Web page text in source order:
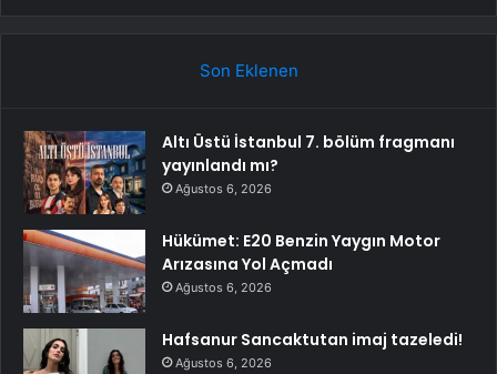
Son Eklenen
Altı Üstü İstanbul 7. bölüm fragmanı
yayınlandı mı?
Ağustos 6, 2026
Hükümet: E20 Benzin Yaygın Motor
Arızasına Yol Açmadı
Ağustos 6, 2026
Hafsanur Sancaktutan imaj tazeledi!
Ağustos 6, 2026